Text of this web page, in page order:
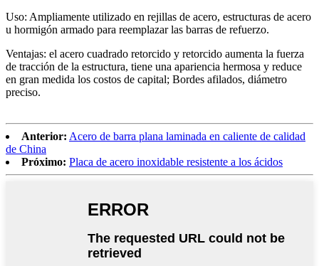
Uso: Ampliamente utilizado en rejillas de acero, estructuras de acero
u hormigón armado para reemplazar las barras de refuerzo.
Ventajas: el acero cuadrado retorcido y retorcido aumenta la fuerza
de tracción de la estructura, tiene una apariencia hermosa y reduce
en gran medida los costos de capital; Bordes afilados, diámetro
preciso.
Anterior: Acero de barra plana laminada en caliente de calidad
de China
Próximo: Placa de acero inoxidable resistente a los ácidos